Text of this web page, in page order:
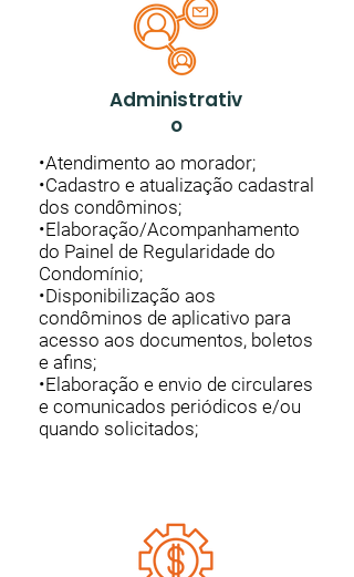
Administrativ
o
•Atendimento ao morador;
•Cadastro e atualização cadastral
dos condôminos;
•Elaboração/Acompanhamento
do Painel de Regularidade do
Condomínio;
•Disponibilização aos
condôminos de aplicativo para
acesso aos documentos, boletos
e afins;
•Elaboração e envio de circulares
e comunicados periódicos e/ou
quando solicitados;